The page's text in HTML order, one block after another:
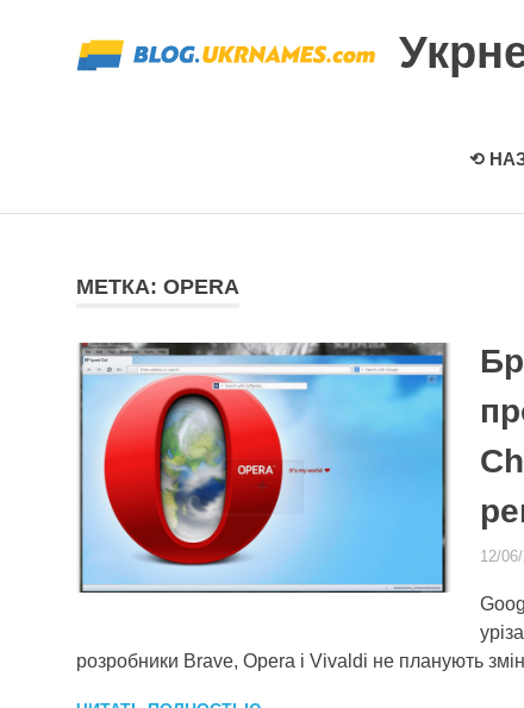
содержимому
⟲
МЕТКА: OPERA
12/
розробники Brave, Opera і Vivaldi не планують